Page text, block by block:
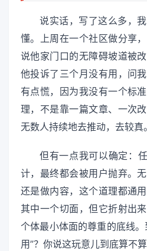
说实话，写了这么多，
懂。上周在一个社区做分享
说他家门口的无障碍坡道被
他投诉了三个月没有用，问
有点慌，因为我没有一个标
理，不是靠一篇文章、一次
无数人持续地去推动，去较真。
但有一点我可以确定：
计，最终都会被用户抛弃。
还是做内容，这个道理都通
其中一个切面，但它折射出
个体最小体面的尊重的底线
用”？你说这玩意儿到底算不算